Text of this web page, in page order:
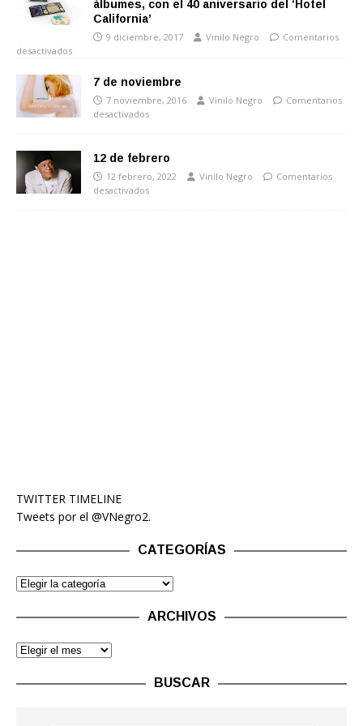
álbumes, con el 40 aniversario del ‘Hotel
California’
9 diciembre, 2017 Vinilo Negro
Comentarios
desactivados
7 de noviembre
7 noviembre, 2016 Vinilo Negro
Comentarios
desactivados
12 de febrero
12 febrero, 2022 Vinilo Negro
Comentarios
desactivados
TWITTER TIMELINE
Tweets por el @VNegro2.
CATEGORÍAS
ARCHIVOS
BUSCAR